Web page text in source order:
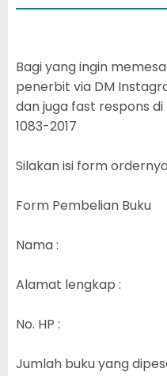
Bagi yang ingin
penerbit via DM
dan juga fast respons
1083-2017
Silakan isi form
Form Pembelian Buku
Nama :
Alamat lengkap :
No. HP :
Jumlah buku yang